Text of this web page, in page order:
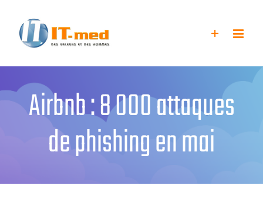
contenu
Airbnb : 8 000 attaques
de phishing en mai